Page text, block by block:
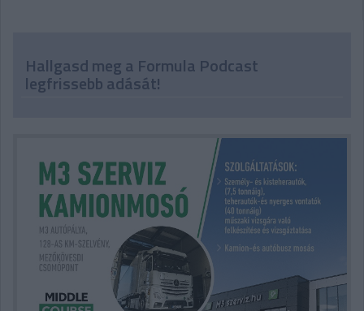
Hallgasd meg a Formula Podcast
legfrissebb adását!